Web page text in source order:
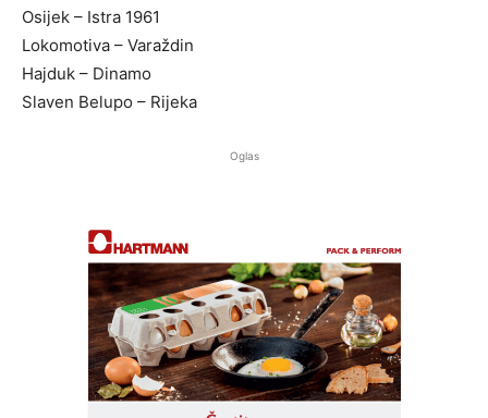
Osijek – Istra 1961
Lokomotiva – Varaždin
Hajduk – Dinamo
Slaven Belupo – Rijeka
Oglas